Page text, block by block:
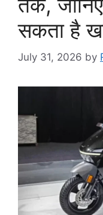
तक,
सकता है
July 31, 2026 by